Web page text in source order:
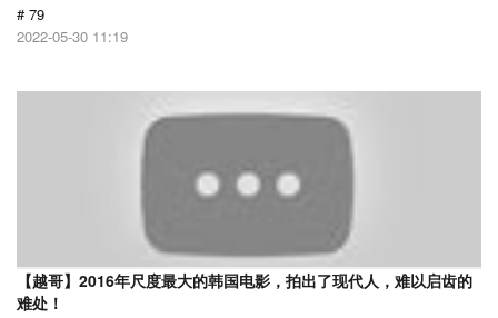
# 79
2022-05-30 11:19
【越哥】2016年尺度最大的韩国电影，拍出了现代人，难以启齿的
难处！